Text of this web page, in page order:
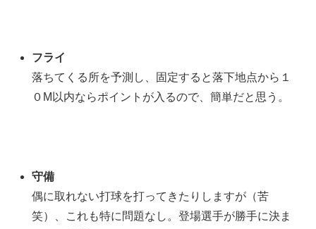
フライ
落ちてくる所を予測し、固定すると落下地点から１
０M以内ならポイントが入るので、簡単だと思う。
守備
偶に取れない打球を打ってきたりしますが（苦
笑）、これも特に問題なし。登場選手が勝手に決ま